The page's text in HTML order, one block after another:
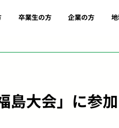
卒業生の方 企業の方
島大会」に参